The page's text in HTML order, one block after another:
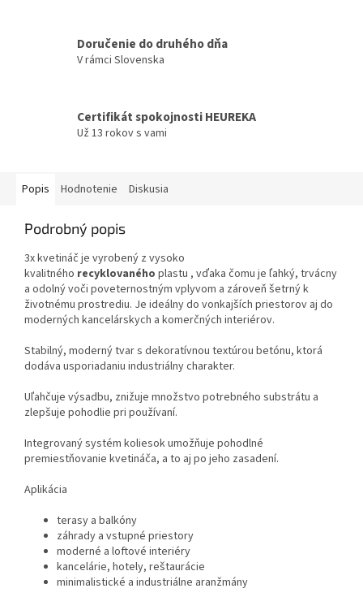
Doručenie do druhého dňa
V rámci Slovenska
Certifikát spokojnosti HEUREKA
Už 13 rokov s vami
Popis Hodnotenie Diskusia
Podrobný popis
3x kvetináč je vyrobený z vysoko
kvalitného recyklovaného plastu , vďaka čomu je ľahký, trvácny
a odolný voči poveternostným vplyvom a zároveň šetrný k
životnému prostrediu. Je ideálny do vonkajších priestorov aj do
moderných kancelárskych a komerčných interiérov.
Stabilný, moderný tvar s dekoratívnou textúrou betónu, ktorá
dodáva usporiadaniu industriálny charakter.
Uľahčuje výsadbu, znižuje množstvo potrebného substrátu a
zlepšuje pohodlie pri používaní.
Integrovaný systém koliesok umožňuje pohodlné
premiestňovanie kvetináča, a to aj po jeho zasadení.
Aplikácia
terasy a balkóny
záhrady a vstupné priestory
moderné a loftové interiéry
kancelárie, hotely, reštaurácie
minimalistické a industriálne aranžmány